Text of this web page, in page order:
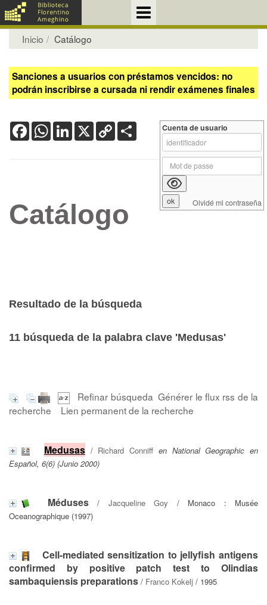
Inicio Catálogo
Sanciones a usuarios con préstamos vencidos: no
podrán inscribirse a cursada ni rendir exámenes finales
FacebookWhatsApp
LinkedIn
X Copy
Link
Catálogo
Resultado de la búsqueda
11 búsqueda de la palabra clave 'Medusas'
Refinar búsqueda Générer le flux rss de la
recherche
Lien permanent de la recherche
Medusas/ Richard Conniff en National Geographic en
Español, 6(6) (Junio 2000)
Méduses/ Jacqueline Goy / Monaco : Musée
Oceanographique (1997)
Cell-mediated sensitization to jellyfish antigens
confirmed by positive patch test to Olindias
sambaquiensis preparations / Franco Kokelj / 1995
Cuenta de usuario
Olvidé mi contraseña